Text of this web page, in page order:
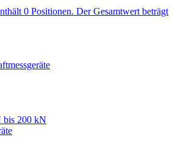
0 Positionen. Der Gesamtwert beträgt
bis 200 kN